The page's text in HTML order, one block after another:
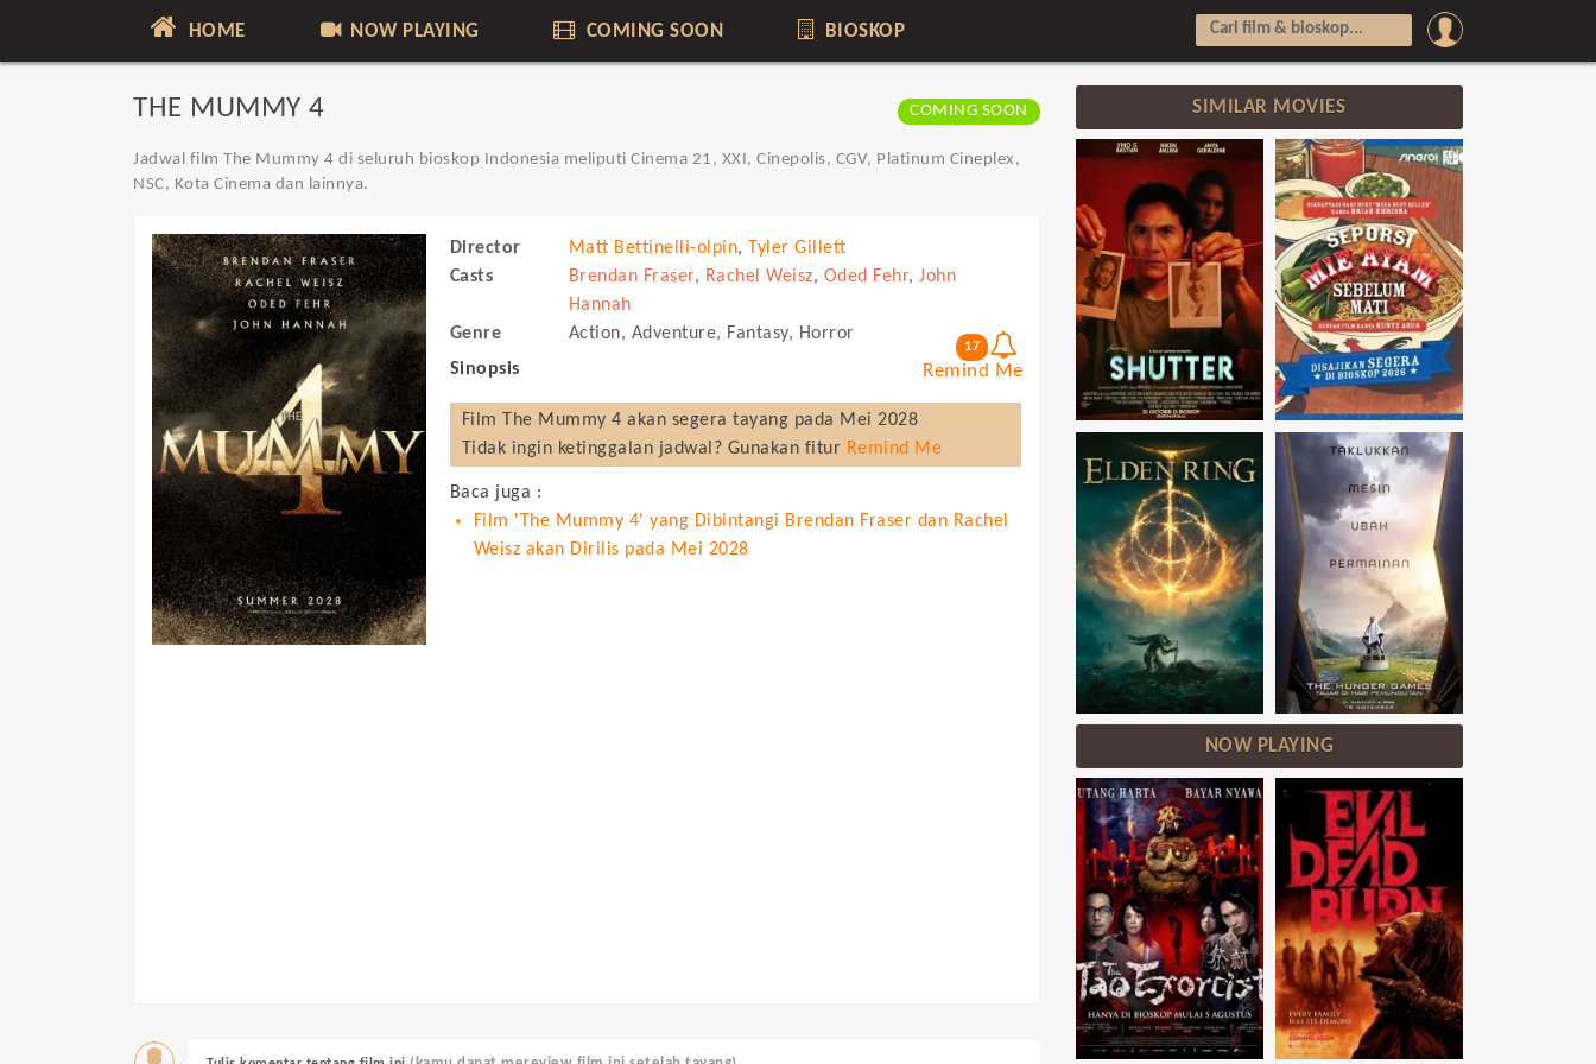
HOME NOW PLAYING COMING SOON BIOSKOP
THE MUMMY 4 COMING SOON
Jadwal film The Mummy 4 di seluruh bioskop Indonesia meliputi Cinema 21, XXI, Cinepolis, CGV, Platinum Cineplex,
NSC, Kota Cinema dan lainnya.
Director Matt Bettinelli-olpin, Tyler Gillett
Casts
Brendan Fraser, Rachel Weisz, Oded Fehr, John
Hannah
Genre
Action, Adventure, Fantasy, Horror
17
Remind Me
Sinopsis
Film The Mummy 4 akan segera tayang pada Mei 2028
Tidak ingin ketinggalan jadwal? Gunakan fitur Remind Me
Baca juga :
Film 'The Mummy 4' yang Dibintangi Brendan Fraser dan Rachel
Weisz akan Dirilis pada Mei 2028
SIMILAR MOVIES
NOW PLAYING